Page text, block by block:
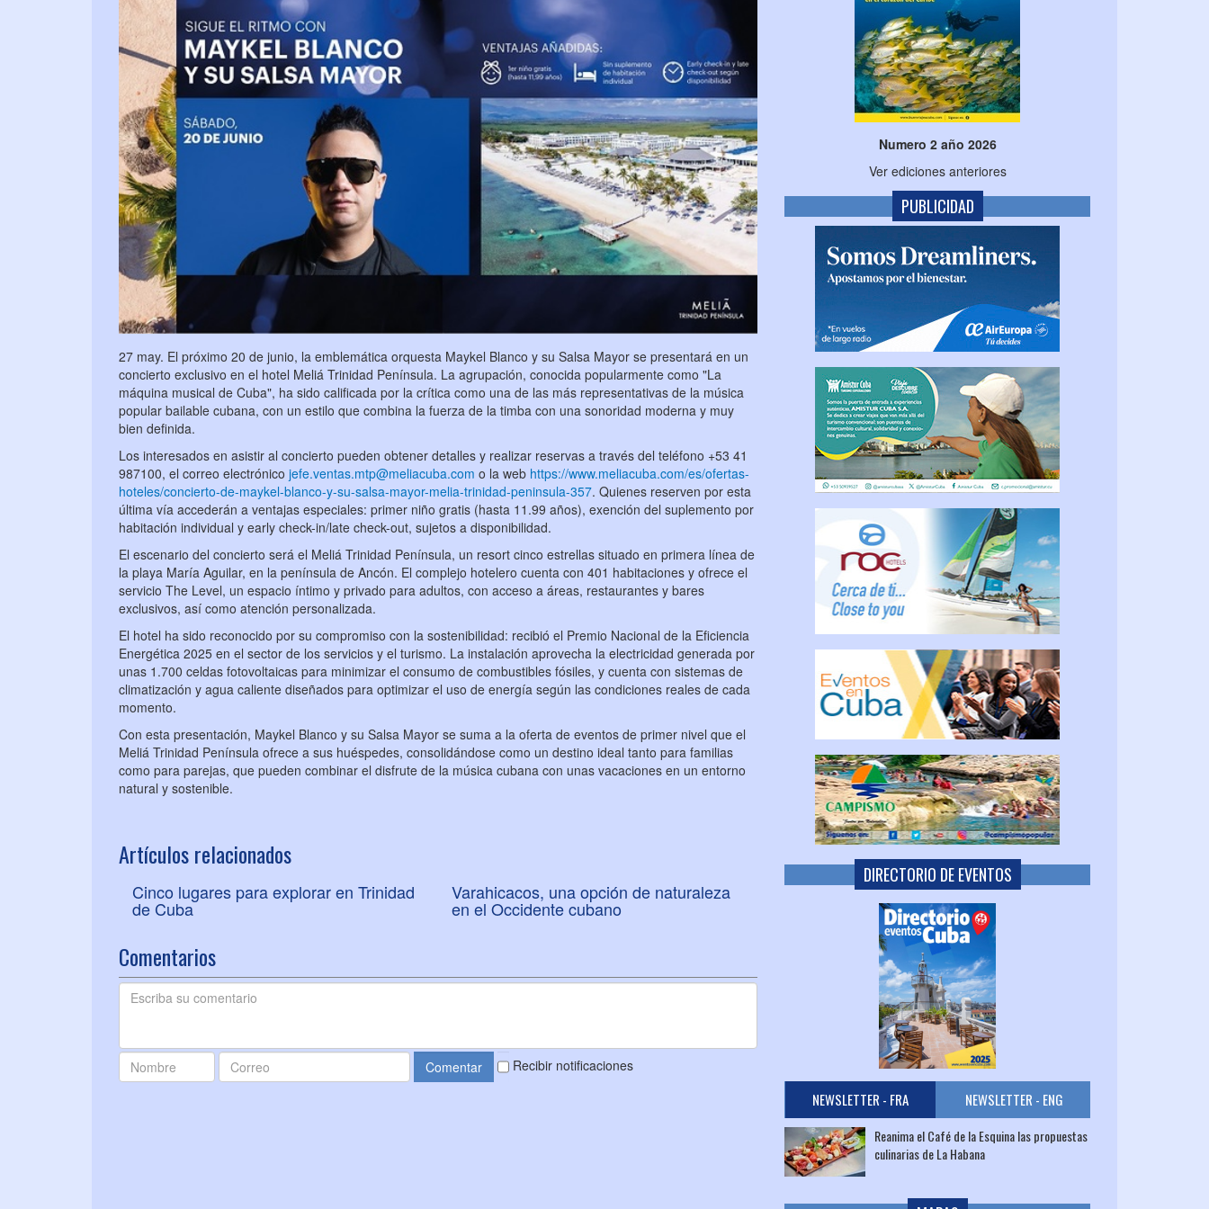
27 may. El próximo 20 de junio, la emblemática orquesta Maykel Blanco y su Salsa Mayor se presentará en un
concierto exclusivo en el hotel Meliá Trinidad Península. La agrupación, conocida popularmente como "La
máquina musical de Cuba", ha sido calificada por la crítica como una de las más representativas de la música
popular bailable cubana, con un estilo que combina la fuerza de la timba con una sonoridad moderna y muy
bien definida.
Los interesados en asistir al concierto pueden obtener detalles y realizar reservas a través del teléfono +53 41
987100, el correo electrónico jefe.ventas.mtp@meliacuba.com o la web https://www.meliacuba.com/es/ofertas-
hoteles/concierto-de-maykel-blanco-y-su-salsa-mayor-melia-trinidad-peninsula-357. Quienes reserven por esta
última vía accederán a ventajas especiales: primer niño gratis (hasta 11.99 años), exención del suplemento por
habitación individual y early check-in/late check-out, sujetos a disponibilidad.
El escenario del concierto será el Meliá Trinidad Península, un resort cinco estrellas situado en primera línea de
la playa María Aguilar, en la península de Ancón. El complejo hotelero cuenta con 401 habitaciones y ofrece el
servicio The Level, un espacio íntimo y privado para adultos, con acceso a áreas, restaurantes y bares
exclusivos, así como atención personalizada.
El hotel ha sido reconocido por su compromiso con la sostenibilidad: recibió el Premio Nacional de la Eficiencia
Energética 2025 en el sector de los servicios y el turismo. La instalación aprovecha la electricidad generada por
unas 1.700 celdas fotovoltaicas para minimizar el consumo de combustibles fósiles, y cuenta con sistemas de
climatización y agua caliente diseñados para optimizar el uso de energía según las condiciones reales de cada
momento.
Con esta presentación, Maykel Blanco y su Salsa Mayor se suma a la oferta de eventos de primer nivel que el
Meliá Trinidad Península ofrece a sus huéspedes, consolidándose como un destino ideal tanto para familias
como para parejas, que pueden combinar el disfrute de la música cubana con unas vacaciones en un entorno
natural y sostenible.
Artículos relacionados
Cinco lugares para explorar en Trinidad
de Cuba
Varahicacos, una opción de naturaleza
en el Occidente cubano
Comentarios
Recibir notificaciones
Numero 2 año 2026
Ver ediciones anteriores
PUBLICIDAD
DIRECTORIO DE EVENTOS
NEWSLETTER - FRA NEWSLETTER - ENG
Reanima el Café de la Esquina las propuestas
culinarias de La Habana